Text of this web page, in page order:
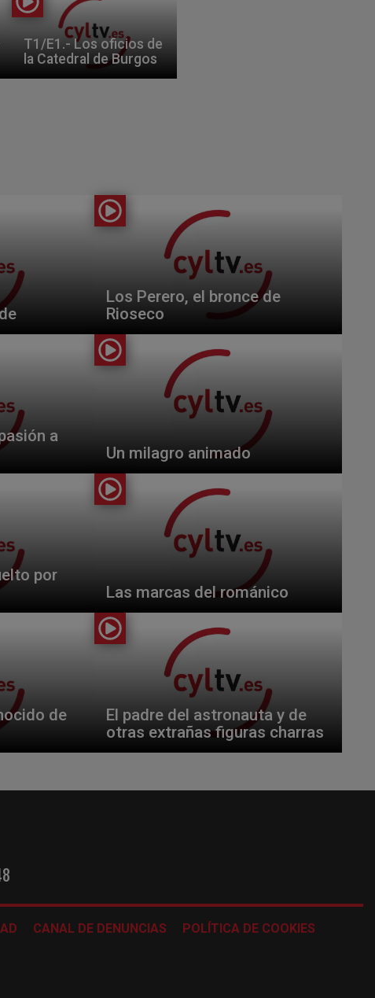
T1/E1.- Los oficios de
la Catedral de Burgos
Los Perero, el bronce de
Rioseco
a
Un milagro animado
por
Las marcas del románico
de
El padre del astronauta y de
otras extrañas figuras charras
CANAL DE DENUNCIAS
POLÍTICA DE COOKIES